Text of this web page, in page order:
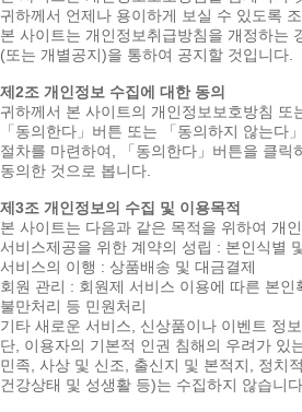
귀하께서 언제나 용이하게 보실 수 있도록
본 사이트는 개인정보취급방침을 개정하는
(또는 개별공지)을 통하여 공지할 것입니다.
제2조 개인정보 수집에 대한 동의
귀하께서 본 사이트의 개인정보보호방침 또
「동의한다」버튼 또는 「동의하지 않는다
절차를 마련하여, 「동의한다」버튼을 클릭
동의한 것으로 봅니다.
제3조 개인정보의 수집 및 이용목적
본 사이트는 다음과 같은 목적을 위하여 개
서비스제공을 위한 계약의 성립 : 본인식별
서비스의 이행 : 상품배송 및 대금결제
회원 관리 : 회원제 서비스 이용에 따른 본
불만처리 등 민원처리
기타 새로운 서비스, 신상품이나 이벤트 정
단, 이용자의 기본적 인권 침해의 우려가 있
민족, 사상 및 신조, 출신지 및 본적지, 정치
건강상태 및 성생활 등)는 수집하지 않습니